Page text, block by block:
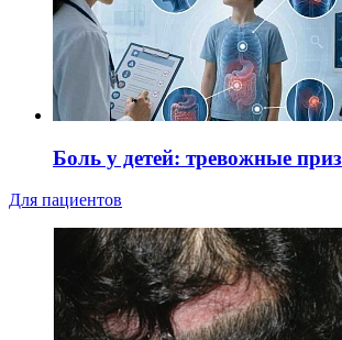
Боль у детей: тревожные
Для пациентов